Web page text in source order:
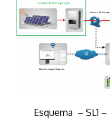
Esquema – SL1